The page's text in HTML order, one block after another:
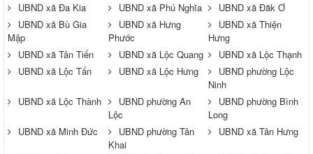
UBND xã Đa Kia
UBND xã Phú Nghĩa
UBND xã Đăk Ơ
UBND xã Bù Gia
Mập
UBND xã Hưng
Phước
UBND xã Thiện
Hưng
UBND xã Tân Tiến
UBND xã Lộc Quang
UBND xã Lộc Thạnh
UBND xã Lộc Tấn
UBND xã Lộc Hưng
UBND phường Lộc
Ninh
UBND xã Lộc Thành
UBND phường An
Lộc
UBND phường Bình
Long
UBND xã Minh Đức
UBND phường Tân
Khai
UBND xã Tân Hưng